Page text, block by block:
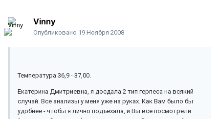
Vinny
Опубликовано 19 Ноября 2008
Температура 36,9 - 37,00.
Екатерина Дмитриевна, я досдала 2 тип герпеса на всякий
случай. Все анализы у меня уже на руках. Как Вам было бы
удобнее - чтобы я лично подъехала, и Вы все посмотрели